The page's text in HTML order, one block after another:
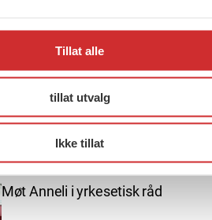
Tillat alle
tillat utvalg
Ikke tillat
Drammen?
Møt Anneli i yrkesetisk råd